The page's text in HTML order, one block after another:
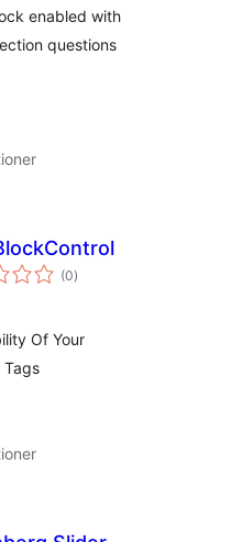
enabled with
questions
(0totale
bedømmelser
)
Of Your
Tags